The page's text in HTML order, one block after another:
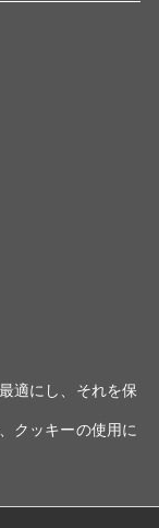
適にし、それを保
クッキーの使用に